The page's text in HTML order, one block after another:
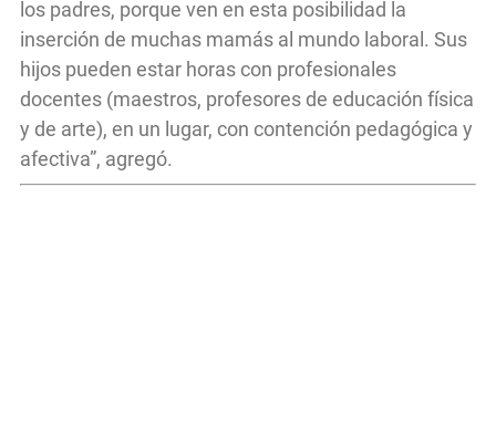
los padres, porque ven en esta posibilidad la
inserción de muchas mamás al mundo laboral. Sus
hijos pueden estar horas con profesionales
docentes (maestros, profesores de educación física
y de arte), en un lugar, con contención pedagógica y
afectiva”, agregó.